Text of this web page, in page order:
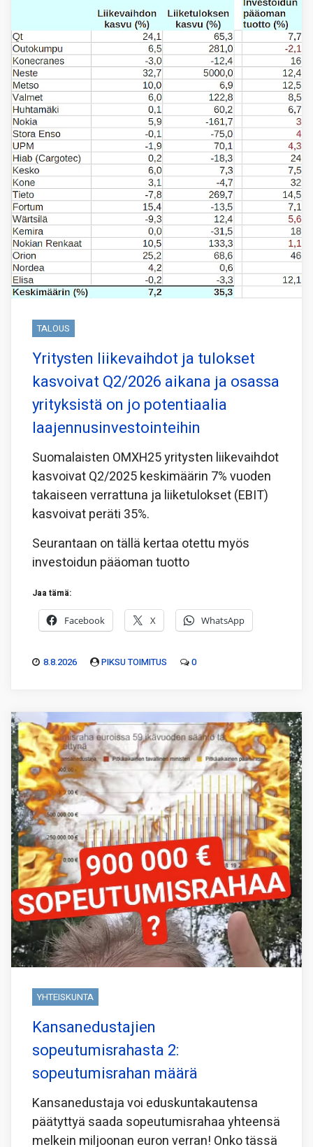
TALOUS
Yritysten liikevaihdot ja tulokset
kasvoivat Q2/2026 aikana ja osassa
yrityksistä on jo potentiaalia
laajennusinvestointeihin
Suomalaisten OMXH25 yritysten liikevaihdot
kasvoivat Q2/2025 keskimäärin 7% vuoden
takaiseen verrattuna ja liiketulokset (EBIT)
kasvoivat peräti 35%.
Seurantaan on tällä kertaa otettu myös
investoidun pääoman tuotto
Jaa tämä:
Facebook X WhatsApp
8.8.2026 PIKSU TOIMITUS 0
YHTEISKUNTA
Kansanedustajien
sopeutumisrahasta 2:
sopeutumisrahan määrä
Kansanedustaja voi eduskuntakautensa
päätyttyä saada sopeutumisrahaa yhteensä
melkein miljoonan euron verran! Onko tässä